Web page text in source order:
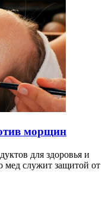
морщин
для здоровья и
мед служит защитой от